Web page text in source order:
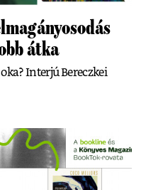
átka
Interjú Bereczkei